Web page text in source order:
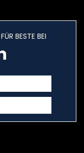
BESTE BEI